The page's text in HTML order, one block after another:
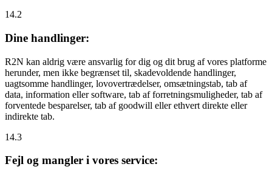
14.2
Dine handlinger:
R2N kan aldrig være ansvarlig for dig og dit brug af vores platforme
herunder, men ikke begrænset til, skadevoldende handlinger,
uagtsomme handlinger, lovovertrædelser, omsætningstab, tab af
data, information eller software, tab af forretningsmuligheder, tab af
forventede besparelser, tab af goodwill eller ethvert direkte eller
indirekte tab.
14.3
Fejl og mangler i vores service: